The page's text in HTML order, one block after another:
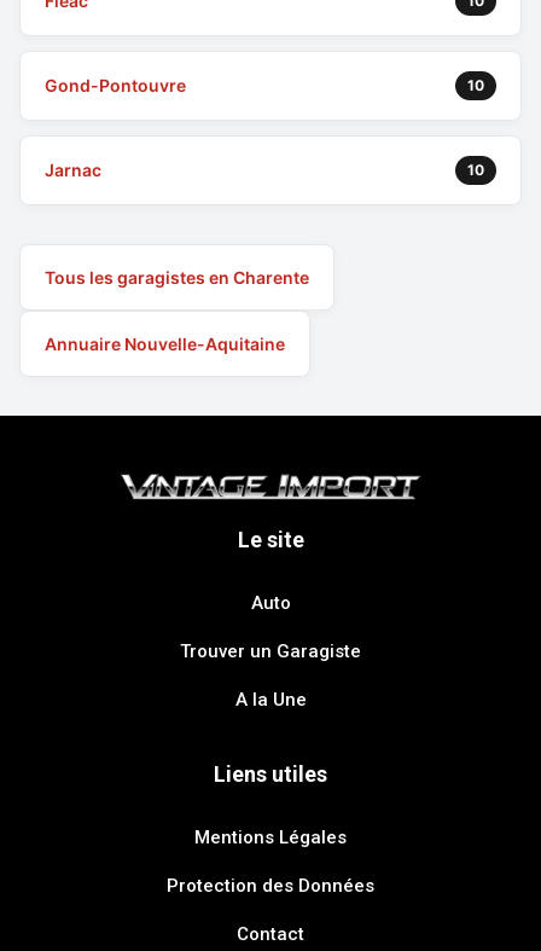
Gond-Pontouvre 10
Jarnac 10
Tous les garagistes en Charente
Annuaire Nouvelle-Aquitaine
Le site
Auto
Trouver un Garagiste
A la Une
Liens utiles
Mentions Légales
Protection des Données
Contact